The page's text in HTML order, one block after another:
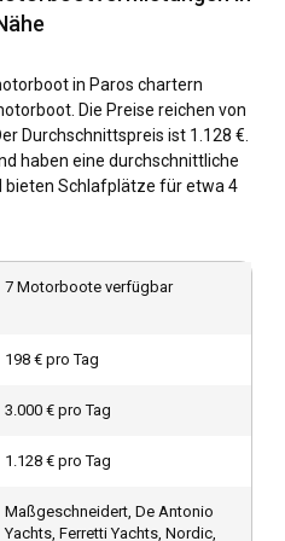
um ein Motorboot auf
allgegenwärtig ist, kann
vom späten Frühling bis zum
Wetter und den Meltemi-
noch verstärkt.
Allgemeinen sonnig mit wenig
Meltemi. Die Wellenmuster sind
bereichert.
in Paros chartern
Die Preise reichen von
Durchschnittspreis ist 1.128 €.
haben eine durchschnittliche
bieten Schlafplätze für etwa 4
7 Motorboote verfügbar
198 € pro Tag
3.000 € pro Tag
1.128 € pro Tag
Maßgeschneidert, De Antonio
Yachts, Ferretti Yachts, Nordic,